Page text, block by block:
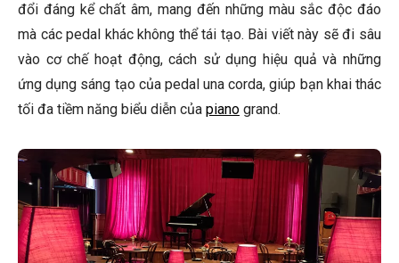
đổi đáng kể chất âm, mang đến những màu sắc độc đáo
mà các pedal khác không thể tái tạo. Bài viết này sẽ đi sâu
vào cơ chế hoạt động, cách sử dụng hiệu quả và những
ứng dụng sáng tạo của pedal una corda, giúp bạn khai thác
tối đa tiềm năng biểu diễn của piano grand.